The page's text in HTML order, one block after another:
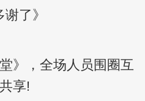
了》
，全场人员围圈互
享!